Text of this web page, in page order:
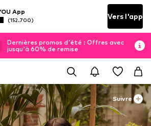
App
(152.700) Vers l'app
Dernières promos d'été : Offres avec
jusqu'à 60% de remise
Suivre